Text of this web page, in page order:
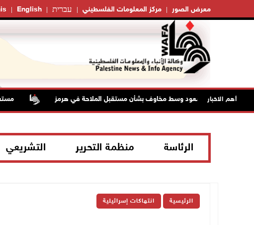
English עברית مركز المعلومات الفلسطيني معرض الصور
أهم الاخبار
تواصل الصعود وسط مخاوف بشأن مستقبل الملاحة في هرمز
الرئاسة منظمة التحرير التشريعي
الرئيسية انتهاكات إسرائيلية